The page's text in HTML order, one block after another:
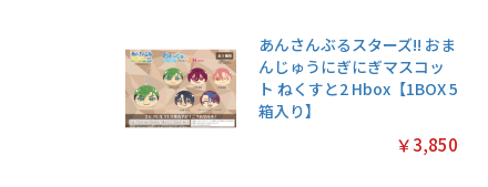
あんさんぶるスターズ!! おま
んじゅうにぎにぎマスコッ
ト ねくすと2 Hbox【1BOX 5
箱入り】
￥3,850